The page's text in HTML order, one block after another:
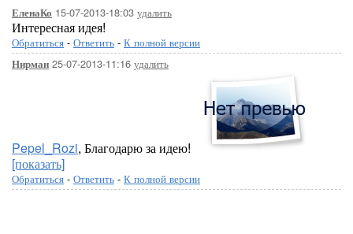
ЕленаКо 15-07-2013-18:03 удалить
Интересная идея!
Обратиться - Ответить - К полной версии
Нирман 25-07-2013-11:16 удалить
Pepel_Rozi, Благодарю за идею!
[показать]
Обратиться - Ответить - К полной версии